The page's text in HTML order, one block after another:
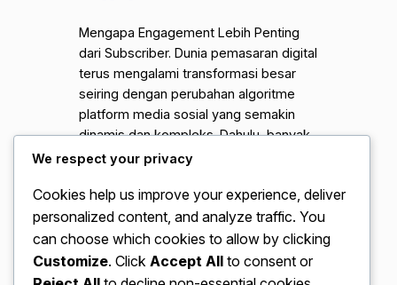
Mengapa Engagement Lebih Penting
dari Subscriber. Dunia pemasaran digital
terus mengalami transformasi besar
seiring dengan perubahan algoritme
platform media sosial yang semakin
dinamis dan kompleks. Dahulu, banyak
orang menganggap bahwa jumlah
indikator utama kesuksesan sebuah
akun, padahal realitasnya tidak selalu
demikian. Saat ini, para pakar
pemasaran mulai menyadari bahwa
angka besar…
We respect your privacy
Cookies help us improve your experience, deliver
personalized content, and analyze traffic. You
can choose which cookies to allow by clicking
Customize. Click Accept All to consent or